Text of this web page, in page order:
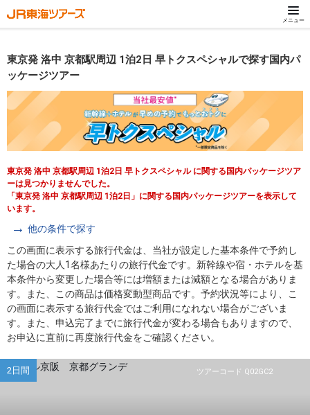
メニュー
東京発 洛中 京都駅周辺 1泊2日 早トクスペシャルで探す国内パ
ッケージツアー
東京発 洛中 京都駅周辺 1泊2日 早トクスペシャル に関する国内パッケージツア
ーは見つかりませんでした。
「東京発 洛中 京都駅周辺 1泊2日」に関する国内パッケージツアーを表示して
います。
他の条件で探す
この画面に表示する旅行代金は、当社が設定した基本条件で予約し
た場合の大人1名様あたりの旅行代金です。新幹線や宿・ホテルを基
本条件から変更した場合等には増額または減額となる場合がありま
す。また、この商品は価格変動型商品です。予約状況等により、こ
の画面に表示する旅行代金ではご利用になれない場合がございま
す。また、申込完了までに旅行代金が変わる場合もありますので、
お申込に直前に再度旅行代金をご確認ください。
ツアーコード Q02GC2
2日間